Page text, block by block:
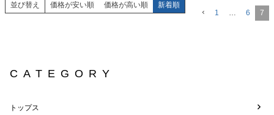
並び替え 価格が安い順 価格が高い順 新着順
1 6 7
CATEGORY
トップス